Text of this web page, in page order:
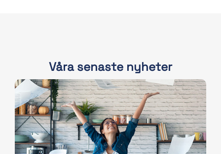
Våra senaste nyheter